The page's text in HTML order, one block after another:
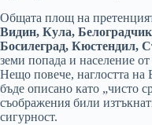
Общата площ на
Видин, Кула,
Босилеград, Кюстендил,
земи попада и население
Нещо повече, наглостта на
бъде описано като „чисто
съображения били
сигурност.